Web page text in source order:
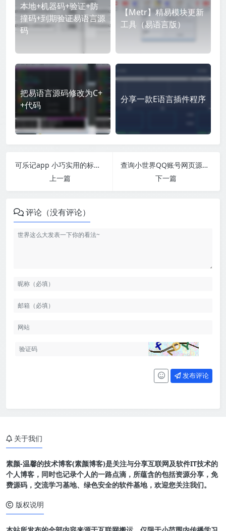
本地+机器码+验证+防
撞码+到期验证易语言源
码
【Metr】精易模块更新
工具（易语言版）
把易语言源码修改为C+
+代码
分享一款E语言插件程序
可乐记app 小巧实用的标签记事本
上一篇
查询小世界QQ账号网页源码分享
下一篇
评论（没有评论）
发布评论
关于我们
素颜-温馨的技术博客(素颜博客)是关注与分享互联网及软件IT技术的
个人博客，同时也记录个人的一路点滴，所蕴含的包括资源分享，免
费源码，交流学习基地、绿色安全的软件基地，欢迎您关注我们。
版权说明